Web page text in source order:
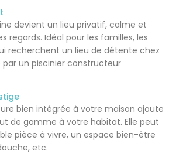
devient un lieu privatif, calme et
regards. Idéal pour les familles, les
recherchent un lieu de détente chez
un piscinier constructeur
bien intégrée à votre maison ajoute
de gamme à votre habitat. Elle peut
pièce à vivre, un espace bien-être
etc.